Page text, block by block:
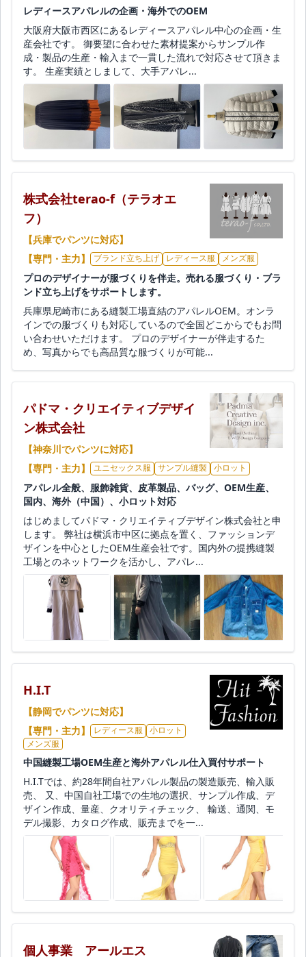
レディースアパレルの企画・海外でのOEM
大阪府大阪市西区にあるレディースアパレル中心の企画・生
産会社です。 御要望に合わせた素材提案からサンプル作
成・製品の生産・輸入まで一貫した流れで対応させて頂きま
す。 生産実績としまして、大手アパレ...
株式会社terao-f（テラオエ
フ）
【兵庫でパンツに対応】
【専門・主力】
ブランド立ち上げ レディース服 メンズ服
プロのデザイナーが服づくりを伴走。売れる服づくり・ブラ
ンド立ち上げをサポートします。
兵庫県尼崎市にある縫製工場直結のアパレルOEM。オンラ
インでの服づくりも対応しているので全国どこからでもお問
い合わせいただけます。 プロのデザイナーが伴走するた
め、写真からでも高品質な服づくりが可能...
パドマ・クリエイティブデザイ
ン株式会社
【神奈川でパンツに対応】
【専門・主力】
ユニセックス服 サンプル縫製 小ロット
アパレル全般、服飾雑貨、皮革製品、バッグ、OEM生産、
国内、海外（中国）、小ロット対応
はじめましてパドマ・クリエイティブデザイン株式会社と申
します。 弊社は横浜市中区に拠点を置く、ファッションデ
ザインを中心としたOEM生産会社です。国内外の提携縫製
工場とのネットワークを活かし、アパレ...
H.I.T
【静岡でパンツに対応】
【専門・主力】
レディース服
小ロット
メンズ服
中国縫製工場OEM生産と海外アパレル仕入買付サポート
H.I.Tでは、約28年間自社アパレル製品の製造販売、輸入販
売、 又、中国自社工場での生地の選択、サンプル作成、デ
ザイン作成、量産、クオリティチェック、 輸送、通関、モ
デル撮影、カタログ作成、販売までを一...
個人事業 アールエス